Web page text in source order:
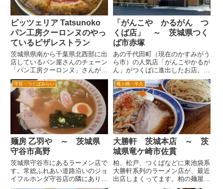
ピッツェリア Tatsunoko
パン工房クーロンヌのやっ
ているピザレストラン
茨城県県南から千葉県北西部に出
店しているパン屋さんのチェーン
「パン工房クーロンヌ」さんが茨
城県竜ヶ崎市でピザ、パスタのレ
ストランをやってます。 国道6
号牛久沼付近から竜ヶ崎ニュータ
ウンへと通じるニュータウンの幹
線道路の最後の方の左側にあり...
「がんこや かるがん つ
くば店」 ～ 茨城県つく
ば市赤塚
あの千代田町（現在のかすみがう
ら市）の人気店「がんこやかるが
ん」がつくばに進出したお店。
千代田のお店は、ちょっと年季が
はいった雰囲気のお店ですが、こ
ちらは新しいのと雰囲気が新興の
らーめん屋さんかと思うほど明る
いですね。千代田店と違い、テ
ー...
守谷・つくばみらい
麺房 乙羽や ～ 茨城県
守谷市高野
茨城県守谷市にあるラーメン店で
す。常総ふれあい道路沿いのジョ
イフルホンダ守谷店の隣にありま
す。 以前は、「里の蔵」という
竜ヶ崎・牛久
大勝軒 茨城本店 ～ 茨
城県竜ケ崎市佐貫
柏、松戸、つくばなどに東池袋系
大勝軒系列のラーメン店が、最近
出店しまくってます。柏の麺屋こ
うじ、匠神角ふじ（新松戸、上本